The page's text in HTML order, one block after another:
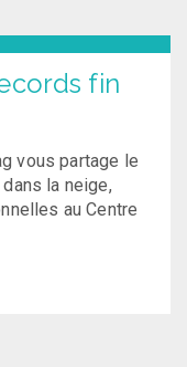
fin
vous partage le
la neige,
au Centre